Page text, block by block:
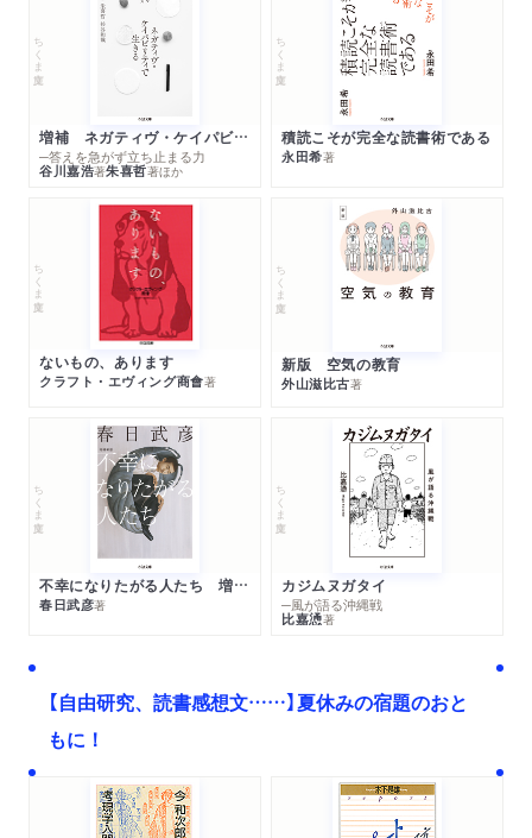
ちくま文庫
増補 ネガティヴ・ケイパビリティで生きる
─答えを急がず立ち止まる力
谷川嘉浩著朱喜哲著ほか
ちくま文庫
積読こそが完全な読書術である
永田希著
ちくま文庫
ないもの、あります
クラフト・エヴィング商會著
ちくま文庫
新版 空気の教育
外山滋比古著
ちくま文庫
不幸になりたがる人たち 増補新版
春日武彦著
ちくま文庫
カジムヌガタイ
─風が語る沖縄戦
比嘉慂著
【自由研究、読書感想文……】夏休みの宿題のおと
もに！